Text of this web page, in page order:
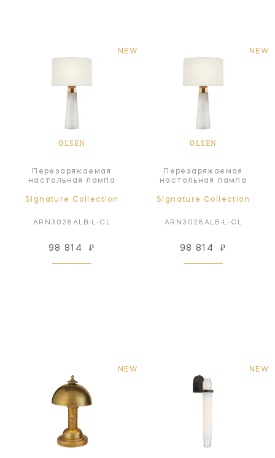
NEW
OLSEN
Перезаряжаемая
настольная лампа
Signature Collection
ARN3028ALB-L-CL
98 814 ₽
NEW
OLSEN
Перезаряжаемая
настольная лампа
Signature Collection
ARN3028ALB-L-CL
98 814 ₽
NEW NEW